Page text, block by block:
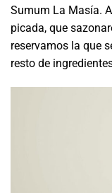
Sumum La Masía.
picada, que
reservamos la que
resto de